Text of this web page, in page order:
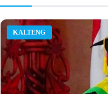
KALTENG